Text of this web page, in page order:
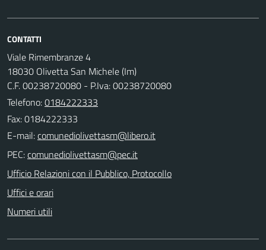
CONTATTI
Viale Rimembranze 4
18030 Olivetta San Michele (Im)
C.F. 00238720080 - P.Iva: 00238720080
Telefono:0184222333
Fax: 0184222333
E-mail:
PEC:
Ufficio Relazioni con il Pubblico, Protocollo
Uffici e orari
Numeri utili